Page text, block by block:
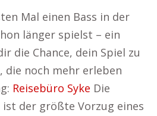
Mal einen Bass in der
länger spielst – ein
die Chance, dein Spiel zu
die noch mehr erleben
Reisebüro Syke Die
der größte Vorzug eines